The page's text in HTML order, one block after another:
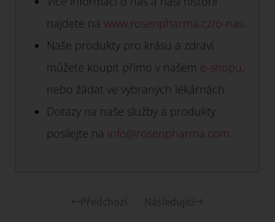
najdete na www.rosenpharma.cz/o-nas
Naše produkty pro krásu a zdraví
můžete koupit přímo v našem e-shopu,
nebo žádat ve vybraných lékárnách.
Dotazy na naše služby a produkty
posílejte na info@rosenpharma.com
Předchozí Následující